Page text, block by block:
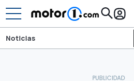
Noticias